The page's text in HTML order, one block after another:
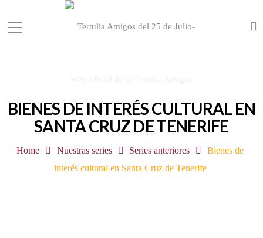
BIENES DE INTERÉS CULTURAL EN
SANTA CRUZ DE TENERIFE
Home Nuestras series Series anteriores
Bienes de
interés cultural en Santa Cruz de Tenerife